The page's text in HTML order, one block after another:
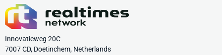
Innovatieweg 20C
7007 CD, Doetinchem, Netherlands